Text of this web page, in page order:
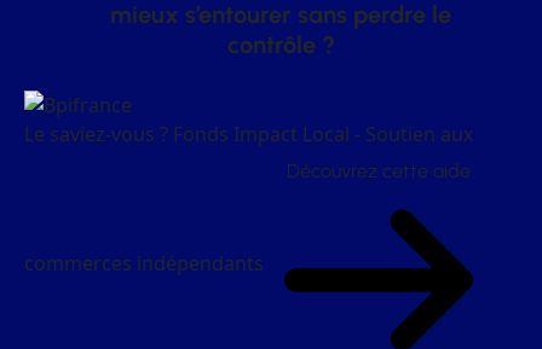
mieux s’entourer sans perdre le
contrôle ?
Le saviez-vous ? Fonds Impact Local - Soutien aux
commerces indépendants
Découvrez cette aide